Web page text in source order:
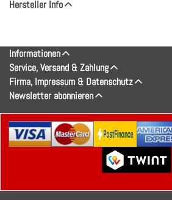
Hersteller Info
Informationen
Service, Versand & Zahlung
Firma, Impressum & Datenschutz
Newsletter abonnieren